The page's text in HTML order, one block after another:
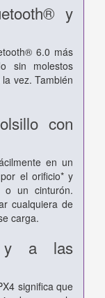
y
6.0 más
sin molestos
vez. También
con
en un
el orificio* y
o un cinturón.
cualquiera de
carga.
y a las
significa que